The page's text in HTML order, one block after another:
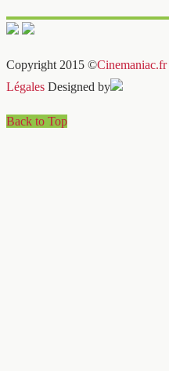
Copyright 2015 ©Cinemaniac.fr
Légales Designed by
Back to Top